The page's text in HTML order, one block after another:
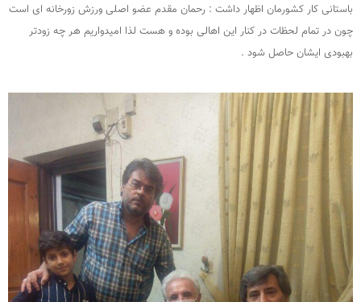
باستانی کار کشورمان اظهار داشت : رحمان مقدم عضو اصلی ورزش زورخانه ای است
چون در تمام لحظات در کنار این اهالی بوده و هست لذا امیدواریم هر چه زودتر
بهبودی ایشان حاصل شود .